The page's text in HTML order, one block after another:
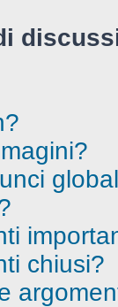
chiusi?